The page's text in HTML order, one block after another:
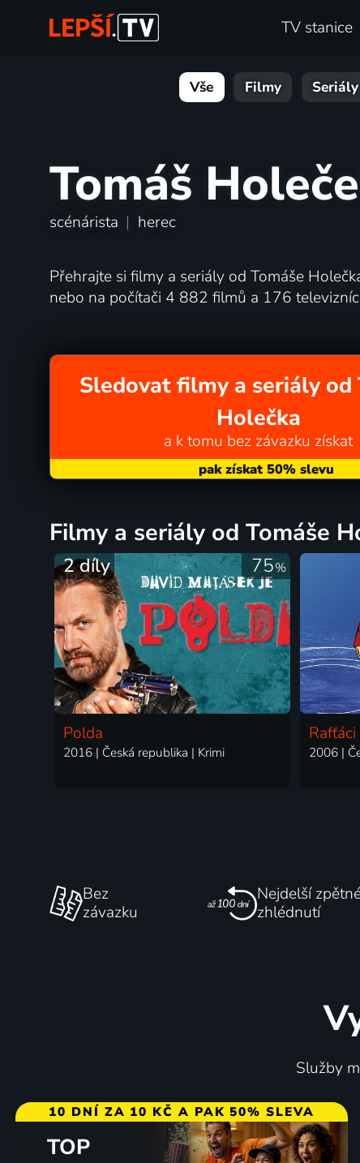
TV stanice
Vše Filmy Seriály
Tomáš
scénárista | herec
Přehrajte si filmy a seriály od Tomáše
nebo na počítači 4 882 filmů a 176
Sledovat filmy a seriály od
Holečka
a k tomu bez závazku získat
filmy a seriály od Tomáše
75%
2 díly
Polda
2016 | Česká republika | Krimi
Rafťáci
2006 |
Bez
závazku
Nejdelší
zhlédnutí
Služby
10 DNÍ ZA 10 KČ A PAK 50% SLEVA
TOP